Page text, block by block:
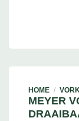
HOME /
MEYER